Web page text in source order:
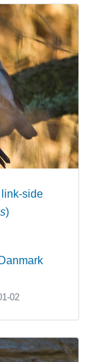
side
)
Danmark
02